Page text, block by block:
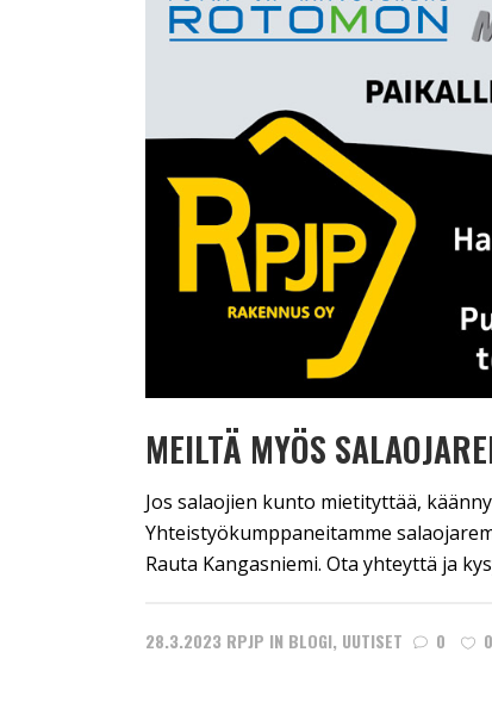
MEILTÄ MYÖS
Jos salaojien kunto mietityttää,
Yhteistyökumppaneitamme
Rauta Kangasniemi. Ota yhteyttä ja
28.3.2023 RPJP IN BLOGI, UUTISET 0 0